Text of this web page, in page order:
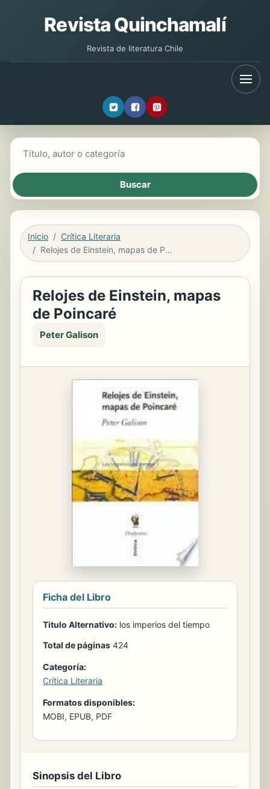
Revista Quinchamalí
Revista de literatura Chile
Inicio
Crítica Literaria
Relojes de Einstein, mapas de Poincaré
Relojes de Einstein, mapas
de Poincaré
Peter Galison
Ficha del Libro
Titulo Alternativo: los imperios del tiempo
Total de páginas 424
Categoría:
Crítica Literaria
Formatos disponibles:
MOBI, EPUB, PDF
Sinopsis del Libro